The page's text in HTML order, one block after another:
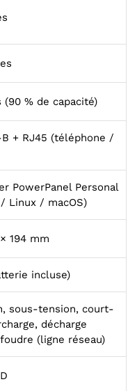
(90 % de capacité)
B + RJ45 (téléphone /
PowerPanel Personal
Linux / macOS)
194 mm
incluse)
sous-tension, court-
décharge
(ligne réseau)